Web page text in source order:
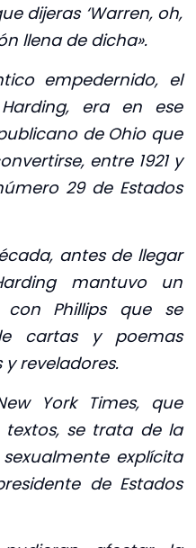
dijeras ‘Warren, oh,
llena de dicha».
empedernido, el
era en ese
de Ohio que
entre 1921 y
29 de Estados
antes de llegar
mantuvo un
con Phillips que se
cartas y poemas
reveladores.
York Times, que
se trata de la
explícita
de Estados